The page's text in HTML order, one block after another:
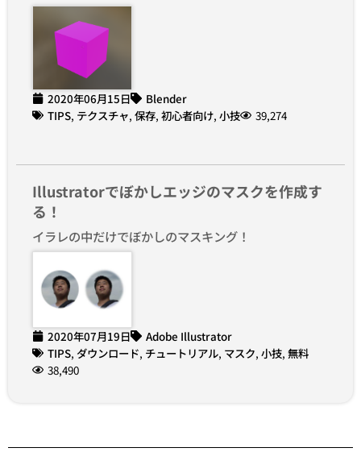
2020年06月15日
Blender
TIPS, テクスチャ, 保存, 初心者向け, 小技 39,274
Illustratorでぼかしエッジのマスクを作成す
る！
イラレの中だけでぼかしのマスキング！
2020年07月19日
Adobe Illustrator
TIPS, ダウンロード, チュートリアル, マスク, 小技, 無料
38,490